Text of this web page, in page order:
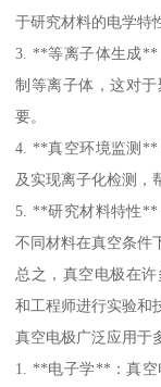
于研究材料的电学特
3. **等离子体生成**
制等离子体，这对
要。
4. **真空环境监测**
及实现离子化检测，
5. **研究材料特性**
不同材料在真空条件
总之，真空电极在
和工程师进行实验和
真空电极广泛应用于
1. **电子学**：真空